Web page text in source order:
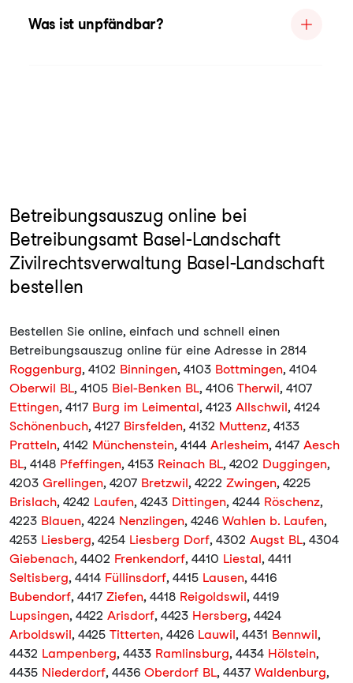
Was ist unpfändbar?
Betreibungsauszug online bei
Betreibungsamt Basel-Landschaft
Zivilrechtsverwaltung Basel-Landschaft
bestellen
Bestellen Sie online, einfach und schnell einen
Betreibungsauszug online für eine Adresse in 2814
Roggenburg, 4102 Binningen, 4103 Bottmingen, 4104
Oberwil BL, 4105 Biel-Benken BL, 4106 Therwil, 4107
Ettingen, 4117 Burg im Leimental, 4123 Allschwil, 4124
Schönenbuch, 4127 Birsfelden, 4132 Muttenz, 4133
Pratteln, 4142 Münchenstein, 4144 Arlesheim, 4147 Aesch
BL, 4148 Pfeffingen, 4153 Reinach BL, 4202 Duggingen,
4203 Grellingen, 4207 Bretzwil, 4222 Zwingen, 4225
Brislach, 4242 Laufen, 4243 Dittingen, 4244 Röschenz,
4223 Blauen, 4224 Nenzlingen, 4246 Wahlen b. Laufen,
4253 Liesberg, 4254 Liesberg Dorf, 4302 Augst BL, 4304
Giebenach, 4402 Frenkendorf, 4410 Liestal, 4411
Seltisberg, 4414 Füllinsdorf, 4415 Lausen, 4416
Bubendorf, 4417 Ziefen, 4418 Reigoldswil, 4419
Lupsingen, 4422 Arisdorf, 4423 Hersberg, 4424
Arboldswil, 4425 Titterten, 4426 Lauwil, 4431 Bennwil,
4432 Lampenberg, 4433 Ramlinsburg, 4434 Hölstein,
4435 Niederdorf, 4436 Oberdorf BL, 4437 Waldenburg,